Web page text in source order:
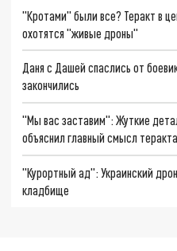
"Кротами" были все? Теракт в
охотятся "живые дроны"
Даня с Дашей спаслись от
закончились
"Мы вас заставим": Жуткие
объяснил главный смысл
"Курортный ад": Украинский
кладбище